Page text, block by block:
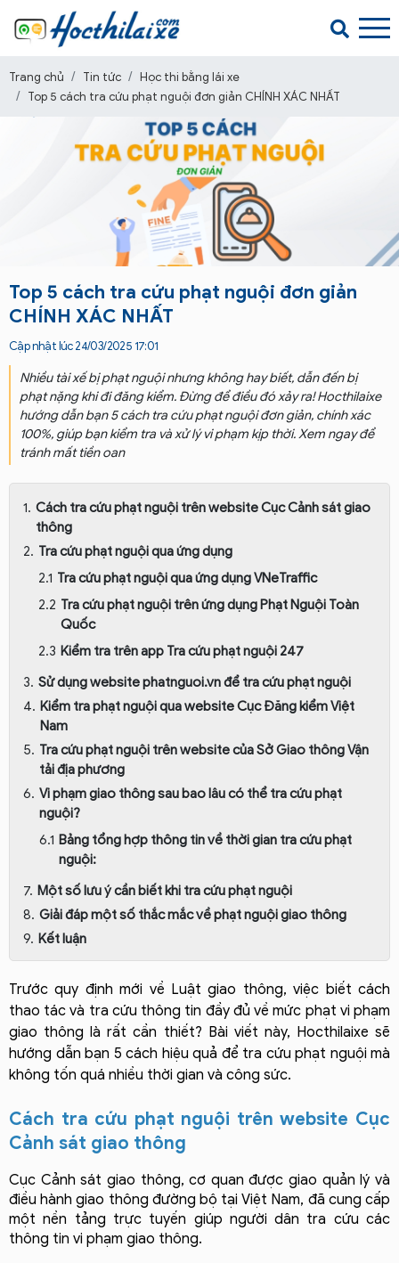
Trang chủ Tin tức
Học thi bằng lái xe
Top 5 cách tra cứu phạt nguội đơn giản CHÍNH XÁC NHẤT
Top 5 cách tra cứu phạt nguội đơn giản
CHÍNH XÁC NHẤT
Cập nhật lúc 24/03/2025 17:01
Nhiều tài xế bị phạt nguội nhưng không hay biết, dẫn đến bị
phạt nặng khi đi đăng kiểm. Đừng để điều đó xảy ra! Hocthilaixe
hướng dẫn bạn 5 cách tra cứu phạt nguội đơn giản, chính xác
100%, giúp bạn kiểm tra và xử lý vi phạm kịp thời. Xem ngay để
tránh mất tiền oan
Cách tra cứu phạt nguội trên website Cục Cảnh sát giao
thông
Tra cứu phạt nguội qua ứng dụng
Tra cứu phạt nguội qua ứng dụng VNeTraffic
Tra cứu phạt nguội trên ứng dụng Phạt Nguội Toàn
Quốc
Kiểm tra trên app Tra cứu phạt nguội 247
Sử dụng website phatnguoi.vn để tra cứu phạt nguội
Kiểm tra phạt nguội qua website Cục Đăng kiểm Việt
Nam
Tra cứu phạt nguội trên website của Sở Giao thông Vận
tải địa phương
Vi phạm giao thông sau bao lâu có thể tra cứu phạt
nguội?
Bảng tổng hợp thông tin về thời gian tra cứu phạt
nguội:
Một số lưu ý cần biết khi tra cứu phạt nguội
Giải đáp một số thắc mắc về phạt nguội giao thông
Kết luận
Trước quy định mới về Luật giao thông, việc biết cách
thao tác và tra cứu thông tin đầy đủ về mức phạt vi phạm
giao thông là rất cần thiết? Bài viết này, Hocthilaixe sẽ
hướng dẫn bạn 5 cách hiệu quả để tra cứu phạt nguội mà
không tốn quá nhiều thời gian và công sức.
Cách tra cứu phạt nguội trên website Cục
Cảnh sát giao thông
Cục Cảnh sát giao thông, cơ quan được giao quản lý và
điều hành giao thông đường bộ tại Việt Nam, đã cung cấp
một nền tảng trực tuyến giúp người dân tra cứu các
thông tin vi phạm giao thông.